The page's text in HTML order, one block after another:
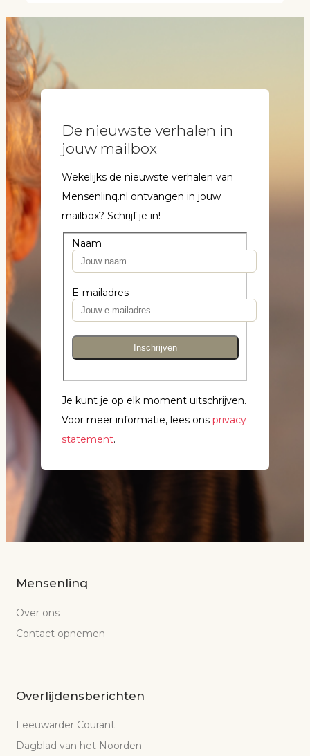
De nieuwste verhalen in
jouw mailbox
Wekelijks de nieuwste verhalen van
Mensenlinq.nl ontvangen in jouw
mailbox? Schrijf je in!
Naam
E-mailadres
Inschrijven
Je kunt je op elk moment uitschrijven.
Voor meer informatie, lees ons privacy
statement.
Mensenlinq
Over ons
Contact opnemen
Overlijdensberichten
Leeuwarder Courant
Dagblad van het Noorden